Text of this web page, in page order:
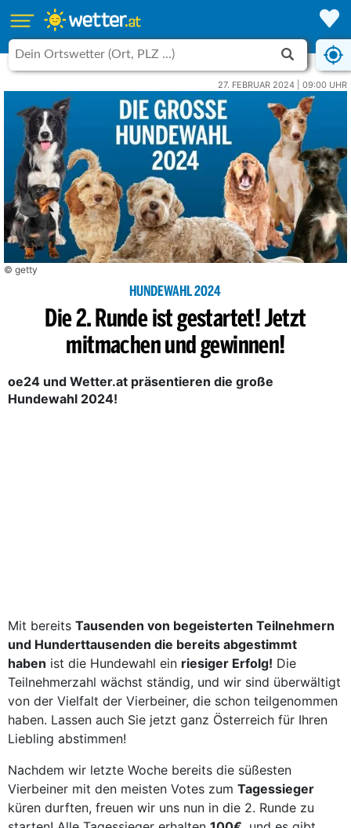
27. FEBRUAR 2024 | 09:00 UHR
© getty
HUNDEWAHL 2024
Die 2. Runde ist gestartet! Jetzt
mitmachen und gewinnen!
oe24 und Wetter.at präsentieren die große
Hundewahl 2024!
Mit bereits Tausenden von begeisterten Teilnehmern
und Hunderttausenden die bereits abgestimmt
haben ist die Hundewahl ein riesiger Erfolg! Die
Teilnehmerzahl wächst ständig, und wir sind überwältigt
von der Vielfalt der Vierbeiner, die schon teilgenommen
haben. Lassen auch Sie jetzt ganz Österreich für Ihren
Liebling abstimmen!
Nachdem wir letzte Woche bereits die süßesten
Vierbeiner mit den meisten Votes zum Tagessieger
küren durften, freuen wir uns nun in die 2. Runde zu